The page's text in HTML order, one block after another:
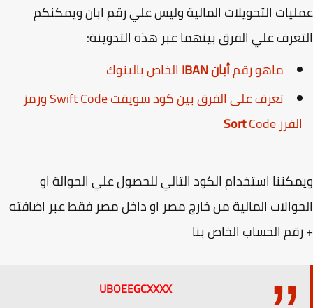
التحويلات المالية وليس علي رقم ابان ويمكنكم
علي الفرق بينهما عبر هذه التدوينة:
ماهو رقمأبان IBAN
الخاص بالبنوك
تعرف على الفرق بين كود سويفت Swift Code ورمز
SortCode
استخدام الكود التالي للحصول علي الحوالة او
المالية من خارج مصر او داخل مصر فقط عبر اضافته
الحساب الخاص بنا
UBOEEGCXXXX